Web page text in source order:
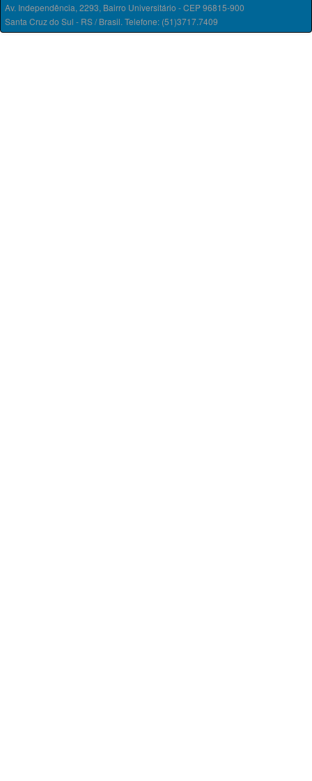
Av. Independência, 2293, Bairro Universitário - CEP 96815-900
Santa Cruz do Sul - RS / Brasil. Telefone: (51)3717.7409